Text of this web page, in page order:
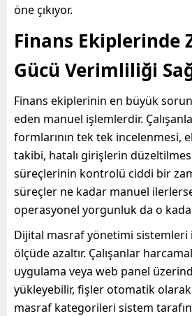
öne çıkıyor.
Finans Ekiplerinde
Gücü Verimliliği
Finans ekiplerinin en büyük
eden manuel işlemlerdir.
formlarının tek tek incelenmesi,
takibi, hatalı girişlerin
süreçlerinin kontrolü ciddi bir
süreçler ne kadar manuel
operasyonel yorgunluk da o
Dijital masraf yönetimi sistemleri
ölçüde azaltır. Çalışanlar
uygulama veya web panel
yükleyebilir, fişler otomatik
masraf kategorileri sistem